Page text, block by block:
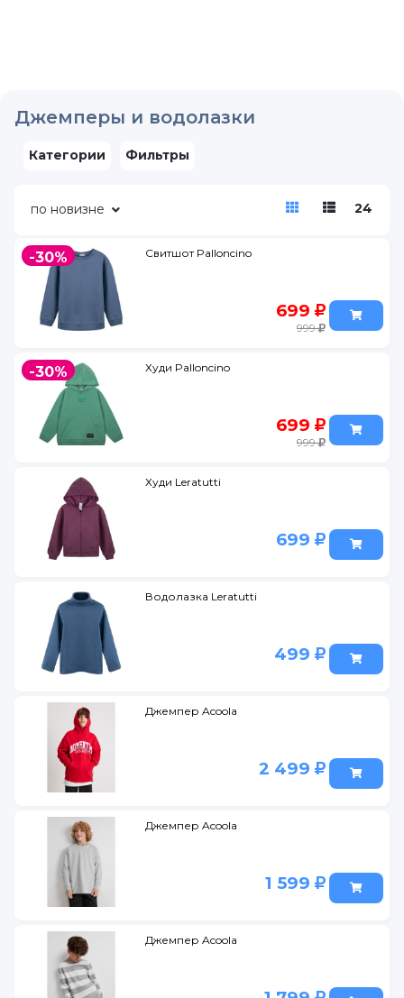
Джемперы и водолазки
Категории Фильтры
по новизне 24
-30% Свитшот Palloncino
699
999
-30% Худи Palloncino
699
999
Худи Leratutti
699
Водолазка Leratutti
499
Джемпер Acoola
2 499
Джемпер Acoola
1 599
Джемпер Acoola